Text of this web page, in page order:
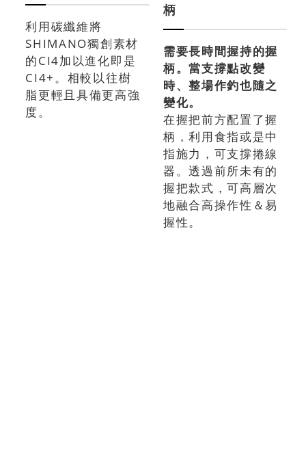
利用碳纖維將
SHIMANO獨創素材
的CI4加以進化即是
CI4+。相較以往樹
脂更輕且具備更高強
度。
柄
需要長時間握持的握
柄。當支撐點改變
時、整場作釣也隨之
變化。
在握把前方配置了握
柄，利用食指或是中
指施力，可支撐捲線
器。透過前所未有的
握把款式，可高層次
地融合高操作性＆易
握性。